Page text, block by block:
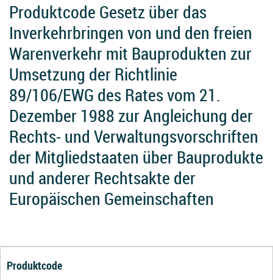
Produktcode Gesetz über das
Inverkehrbringen von und den freien
Warenverkehr mit Bauprodukten zur
Umsetzung der Richtlinie
89/106/EWG des Rates vom 21.
Dezember 1988 zur Angleichung der
Rechts- und Verwaltungsvorschriften
der Mitgliedstaaten über Bauprodukte
und anderer Rechtsakte der
Europäischen Gemeinschaften
Produktcode